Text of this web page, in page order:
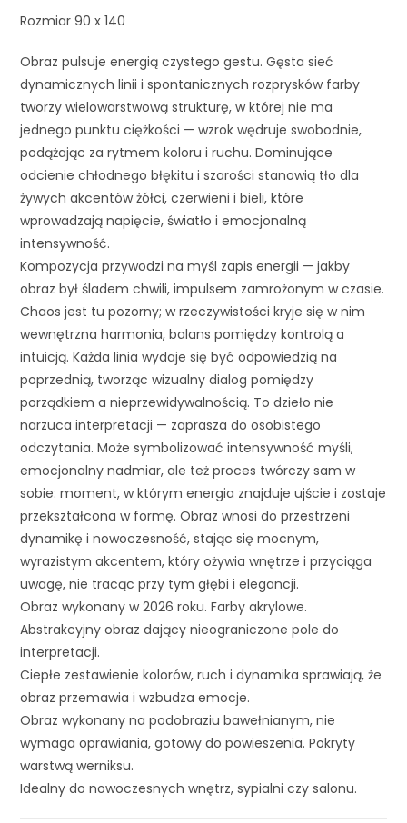
Rozmiar 90 x 140
Obraz pulsuje energią czystego gestu. Gęsta sieć
dynamicznych linii i spontanicznych rozprysków farby
tworzy wielowarstwową strukturę, w której nie ma
jednego punktu ciężkości — wzrok wędruje swobodnie,
podążając za rytmem koloru i ruchu. Dominujące
odcienie chłodnego błękitu i szarości stanowią tło dla
żywych akcentów żółci, czerwieni i bieli, które
wprowadzają napięcie, światło i emocjonalną
intensywność.
Kompozycja przywodzi na myśl zapis energii — jakby
obraz był śladem chwili, impulsem zamrożonym w czasie.
Chaos jest tu pozorny; w rzeczywistości kryje się w nim
wewnętrzna harmonia, balans pomiędzy kontrolą a
intuicją. Każda linia wydaje się być odpowiedzią na
poprzednią, tworząc wizualny dialog pomiędzy
porządkiem a nieprzewidywalnością. To dzieło nie
narzuca interpretacji — zaprasza do osobistego
odczytania. Może symbolizować intensywność myśli,
emocjonalny nadmiar, ale też proces twórczy sam w
sobie: moment, w którym energia znajduje ujście i zostaje
przekształcona w formę. Obraz wnosi do przestrzeni
dynamikę i nowoczesność, stając się mocnym,
wyrazistym akcentem, który ożywia wnętrze i przyciąga
uwagę, nie tracąc przy tym głębi i elegancji.
Obraz wykonany w 2026 roku. Farby akrylowe.
Abstrakcyjny obraz dający nieograniczone pole do
interpretacji.
Ciepłe zestawienie kolorów, ruch i dynamika sprawiają, że
obraz przemawia i wzbudza emocje.
Obraz wykonany na podobraziu bawełnianym, nie
wymaga oprawiania, gotowy do powieszenia. Pokryty
warstwą werniksu.
Idealny do nowoczesnych wnętrz, sypialni czy salonu.